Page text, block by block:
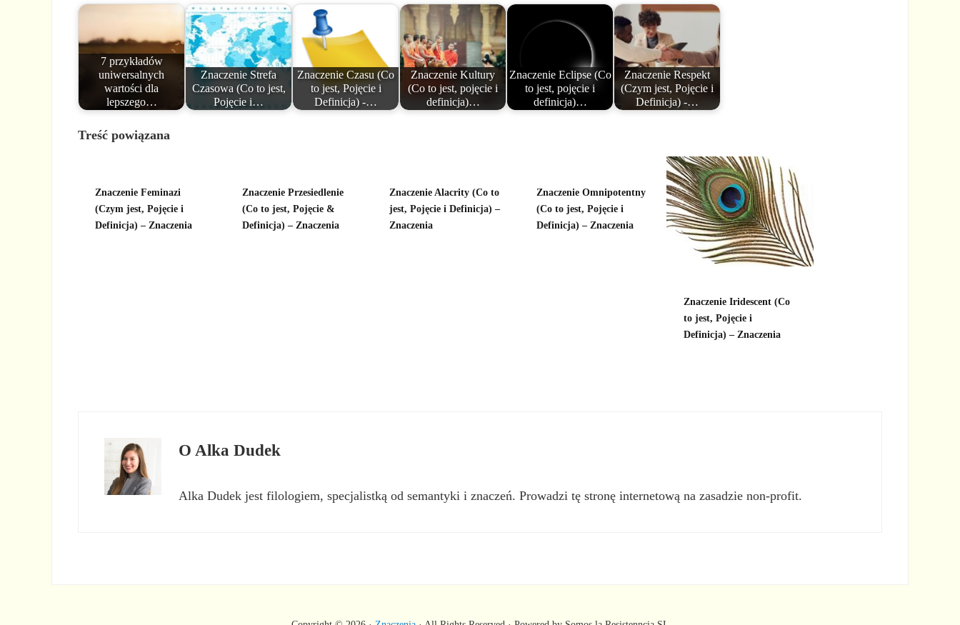
7 przykładów
uniwersalnych
wartości dla
lepszego…
Znaczenie Strefa
Czasowa (Co to jest,
Pojęcie i…
Znaczenie Czasu (Co
to jest, Pojęcie i
Definicja) -…
Znaczenie Kultury
(Co to jest, pojęcie i
definicja)…
Znaczenie Eclipse (Co
to jest, pojęcie i
definicja)…
Znaczenie Respekt
(Czym jest, Pojęcie i
Definicja) -…
Treść powiązana
Znaczenie Feminazi
(Czym jest, Pojęcie i
Definicja) – Znaczenia
Znaczenie Przesiedlenie
(Co to jest, Pojęcie &
Definicja) – Znaczenia
Znaczenie Alacrity (Co to
jest, Pojęcie i Definicja) –
Znaczenia
Znaczenie Omnipotentny
(Co to jest, Pojęcie i
Definicja) – Znaczenia
Znaczenie Iridescent (Co
to jest, Pojęcie i
Definicja) – Znaczenia
OAlka Dudek
Alka Dudek jest filologiem, specjalistką od semantyki i znaczeń. Prowadzi tę stronę internetową na zasadzie non-profit.